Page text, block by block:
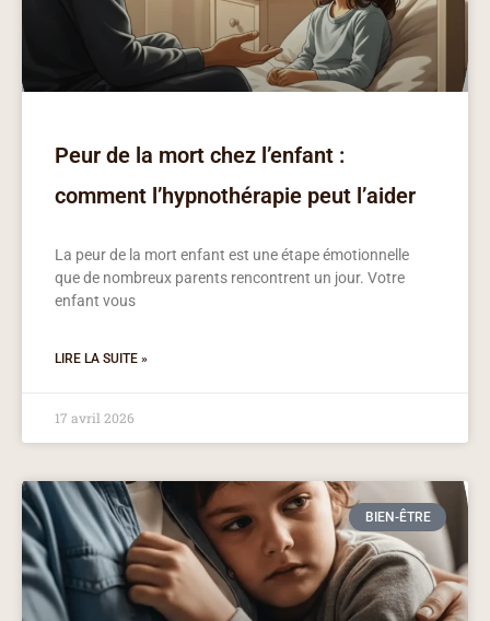
Peur de la mort chez l’enfant :
comment l’hypnothérapie peut l’aider
La peur de la mort enfant est une étape émotionnelle
que de nombreux parents rencontrent un jour. Votre
enfant vous
LIRE LA SUITE »
17 avril 2026
BIEN-ÊTRE